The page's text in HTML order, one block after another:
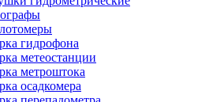
гидрофона
метеостанции
метроштока
осадкомера